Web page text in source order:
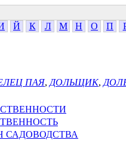
Й К Л М Н О П
ПАЯ, ДОЛЬЩИК,
САДОВОДСТВА